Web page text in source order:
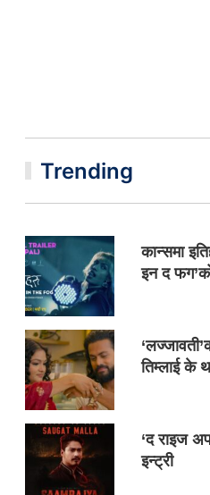
Trending
कान्समा
इन द
तिम्लाई के
‘द राइज
इन्ट्री